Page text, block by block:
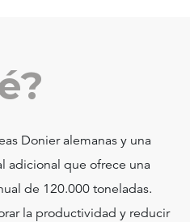
Donier alemanas y una
adicional que ofrece una
de 120.000 toneladas.
la productividad y reducir